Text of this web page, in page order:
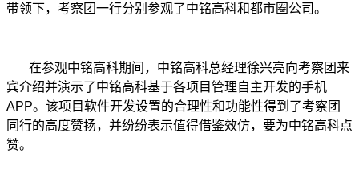
带领下，考察团一行分别参观了中铭高科和都市圈公司。
在参观中铭高科期间，中铭高科总经理徐兴亮向考察团来
宾介绍并演示了中铭高科基于各项目管理自主开发的手机
APP。该项目软件开发设置的合理性和功能性得到了考察团
同行的高度赞扬，并纷纷表示值得借鉴效仿，要为中铭高科点
赞。